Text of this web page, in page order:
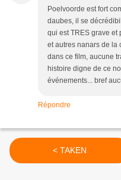
Poelvoorde est fort
daubes, il se
qui est TRES grave et
et autres nanars de la
dans ce film, aucune
histoire digne de ce
événements... bref
Répondre
< TAKEN